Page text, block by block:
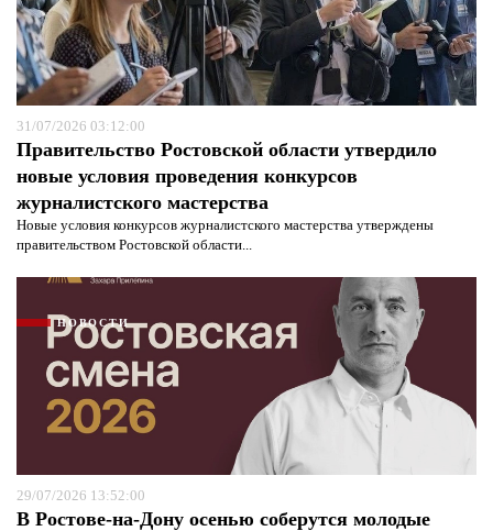
31/07/2026 03:12:00
Правительство Ростовской области утвердило
новые условия проведения конкурсов
журналистского мастерства
Новые условия конкурсов журналистского мастерства утверждены
правительством Ростовской области...
НОВОСТИ
29/07/2026 13:52:00
В Ростове-на-Дону осенью соберутся молодые
защиты информации*
Я согласен сполитикой конфиденциальности и
защиты информации*